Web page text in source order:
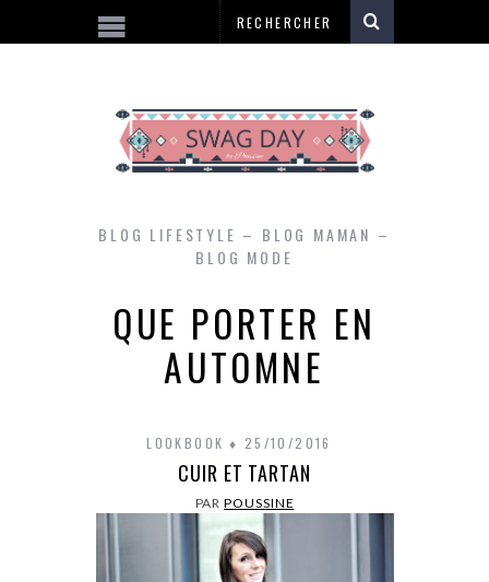
BLOG LIFESTYLE – BLOG MAMAN –
BLOG MODE
QUE PORTER EN
AUTOMNE
LOOKBOOK 25/10/2016
CUIR ET TARTAN
PARPOUSSINE